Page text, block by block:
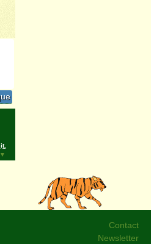
▼
Contact
Newsletter